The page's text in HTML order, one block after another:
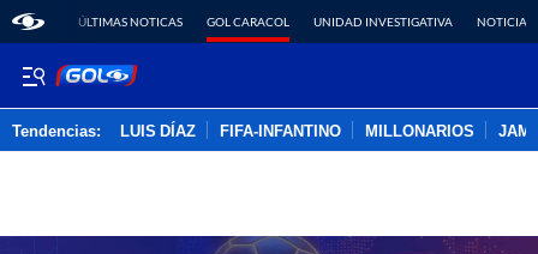
ÚLTIMAS NOTICAS GOL CARACOL UNIDAD INVESTIGATIVA NOTICIAS
Tendencias: LUIS DÍAZ FIFA-INFANTINO MILLONARIOS